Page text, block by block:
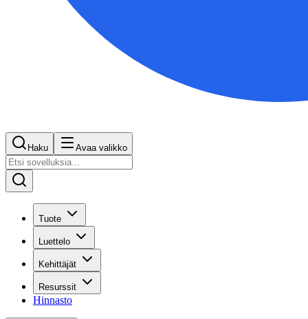
Haku Avaa valikko
Tuote
Luettelo
Kehittäjät
Resurssit
Hinnasto